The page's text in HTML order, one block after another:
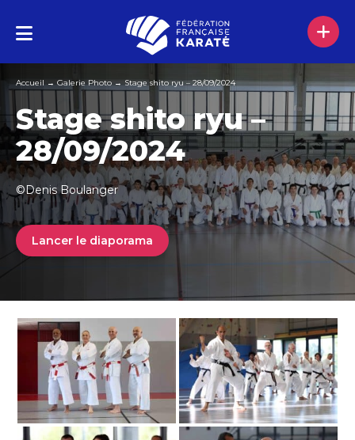
Accueil→Galerie Photo→Stage shito ryu – 28/09/2024
Stage shito ryu –
28/09/2024
©Denis Boulanger
Lancer le diaporama